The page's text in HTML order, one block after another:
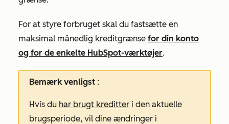
For at styre forbruget skal du fastsætte en
maksimal månedlig kreditgrænse for din konto
og for de enkelte HubSpot-værktøjer.
Bemærk venligst :
Hvis du har brugt kreditter i den aktuelle
brugsperiode, vil dine ændringer i